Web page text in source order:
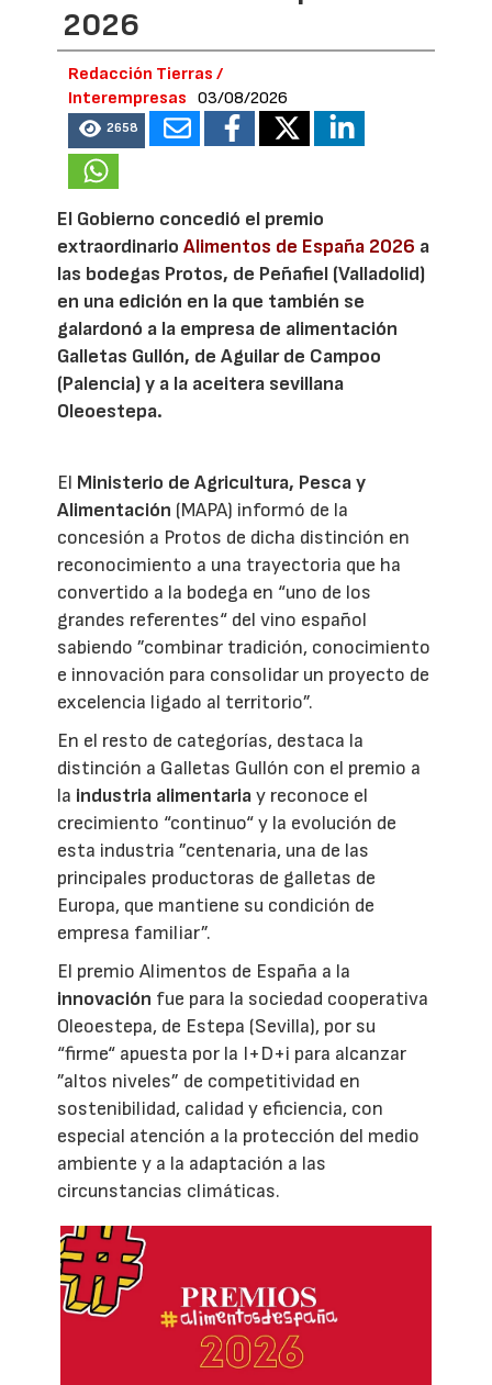
2026
Redacción Tierras /
Interempresas
03/08/2026
2658
El Gobierno concedió el premio
extraordinarioAlimentos de España 2026 a
las bodegas Protos, de Peñafiel (Valladolid)
en una edición en la que también se
galardonó a la empresa de alimentación
Galletas Gullón, de Aguilar de Campoo
(Palencia) y a la aceitera sevillana
Oleoestepa.
El Ministerio de Agricultura, Pesca y
Alimentación (MAPA) informó de la
concesión a Protos de dicha distinción en
reconocimiento a una trayectoria que ha
convertido a la bodega en “uno de los
grandes referentes“ del vino español
sabiendo ”combinar tradición, conocimiento
e innovación para consolidar un proyecto de
excelencia ligado al territorio”.
En el resto de categorías, destaca la
distinción a Galletas Gullón con el premio a
la industria alimentariay reconoce el
crecimiento “continuo“ y la evolución de
esta industria ”centenaria, una de las
principales productoras de galletas de
Europa, que mantiene su condición de
empresa familiar”.
El premio Alimentos de España a la
innovación fue para la sociedad cooperativa
Oleoestepa, de Estepa (Sevilla), por su
“firme“ apuesta por la I+D+i para alcanzar
”altos niveles” de competitividad en
sostenibilidad, calidad y eficiencia, con
especial atención a la protección del medio
ambiente y a la adaptación a las
circunstancias climáticas.